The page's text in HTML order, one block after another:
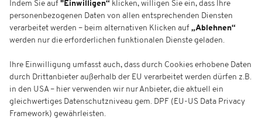
Indem Sie auf "Einwilligen“ klicken, willigen Sie ein, dass Ihre
personenbezogenen Daten von allen entsprechenden Diensten
verarbeitet werden – beim alternativen Klicken auf „Ablehnen“
werden nur die erforderlichen funktionalen Dienste geladen.
Ihre Einwilligung umfasst auch, dass durch Cookies erhobene Daten
durch Drittanbieter außerhalb der EU verarbeitet werden dürfen z.B.
in den USA – hier verwenden wir nur Anbieter, die aktuell ein
gleichwertiges Datenschutzniveau gem. DPF (EU-US Data Privacy
Framework) gewährleisten.